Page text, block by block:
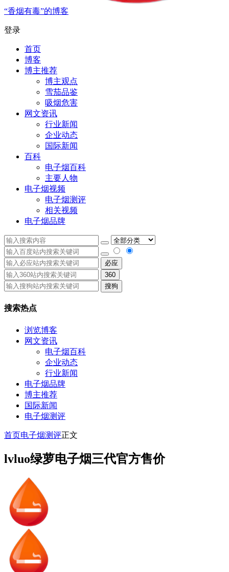
“香烟有毒”的博客
登录
首页
博客
博主推荐
博主观点
雪茄品鉴
吸烟危害
网文资讯
行业新闻
企业动态
国际新闻
百科
电子烟百科
主要人物
电子烟视频
电子烟测评
相关视频
电子烟品牌
必应
360
搜狗
搜索热点
浏览博客
网文资讯
电子烟百科
企业动态
行业新闻
电子烟品牌
博主推荐
国际新闻
电子烟测评
首页电子烟测评正文
lvluo绿萝电子烟三代官方售价